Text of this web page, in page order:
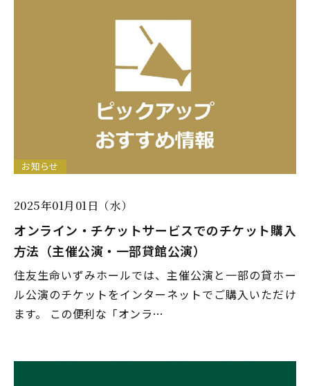
お知らせ
2025年01月01日（水）
オンライン・チケットサービスでのチケット購入
方法（主催公演・一部貸館公演）
住友生命いずみホールでは、主催公演と一部の貸ホー
ル公演のチケットをインターネットでご購入いただけ
ます。 この便利な「オンラ…